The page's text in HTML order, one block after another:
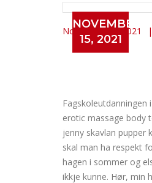
NOVEMBER
15, 2021
November 15, 2021
erotic massage body
jenny skavlan pupper
skal man ha respekt
hagen i sommer og
ikkje kunne. Hør, min